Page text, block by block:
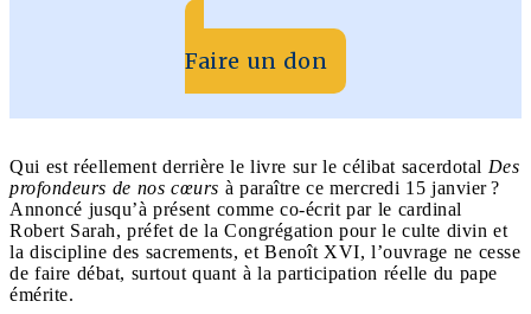
Faire un don
Qui est réellement derrière le livre sur le célibat sacerdotal Des
profondeurs de nos cœurs à paraître ce mercredi 15 janvier ?
Annoncé jusqu’à présent comme co-écrit par le cardinal
Robert Sarah, préfet de la Congrégation pour le culte divin et
la discipline des sacrements, et Benoît XVI, l’ouvrage ne cesse
de faire débat, surtout quant à la participation réelle du pape
émérite.